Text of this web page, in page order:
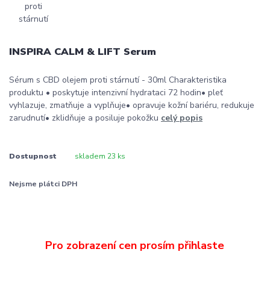
INSPIRA CALM & LIFT Serum
Sérum s CBD olejem proti stárnutí - 30ml Charakteristika
produktu • poskytuje intenzivní hydrataci 72 hodin• pleť
vyhlazuje, zmatňuje a vyplňuje• opravuje kožní bariéru, redukuje
zarudnutí• zklidňuje a posiluje pokožku celý popis
Dostupnost skladem 23 ks
Nejsme plátci DPH